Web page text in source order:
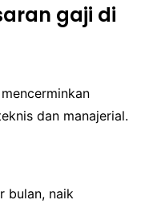
gaji di
mencerminkan
dan manajerial.
bulan, naik